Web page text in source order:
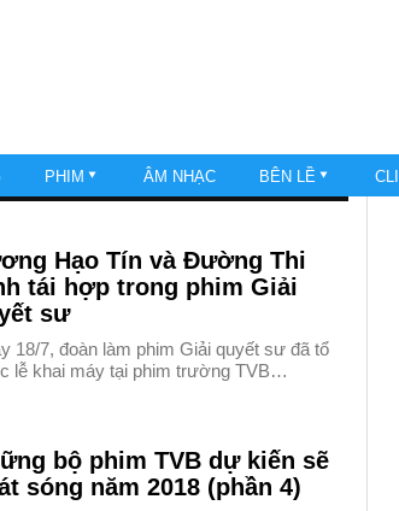
PHIM ÂM NHẠC BÊN LỀ
Hạo Tín và Đường Thi
tái hợp trong phim Giải
sư
18/7, đoàn làm phim Giải quyết sư đã tổ
lễ khai máy tại phim trường TVB…
bộ phim TVB dự kiến sẽ
sóng năm 2018 (phần 4)